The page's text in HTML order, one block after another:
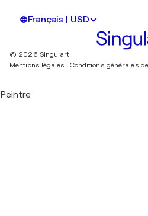
Français | USD
© 2026 Singulart
Mentions légales.
Conditions générales
Peintre